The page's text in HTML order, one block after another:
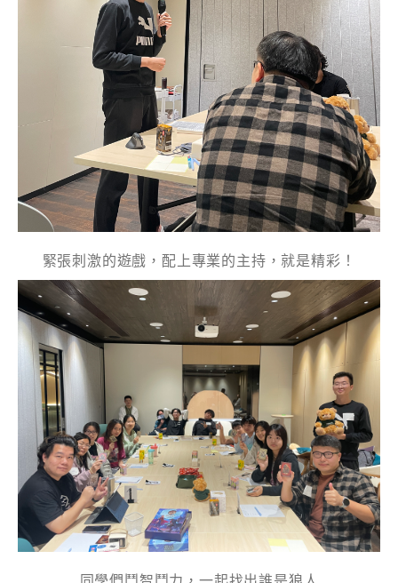
電郵*
電話
國家/地區
感興趣範疇(可多選)*
1.租務資訊 ​​
2.住客活動及福利
注意: 您在此電子表格所提供的個人資料將會用作市場推廣(包
緊張刺激的遊戲，配上專業的主持，就是精彩！